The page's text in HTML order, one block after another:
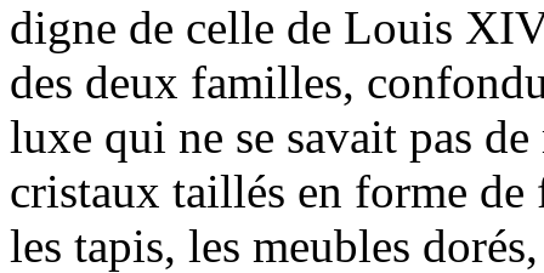
digne de celle de Louis
des deux familles,
luxe qui ne se savait pas
cristaux taillés en forme de
les tapis, les meubles